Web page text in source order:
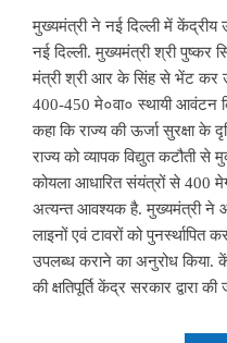
मुख्यमंत्री ने नई दिल्ली में
नई दिल्ली. मुख्यमंत्री श्री पुष्कर
मंत्री श्री आर के सिंह से भेंट कर
400-450 मे०वा० स्थायी आवंटन
कहा कि राज्य की ऊर्जा सुरक्षा के
राज्य को व्यापक विद्युत कटौती
कोयला आधारित संयंत्रों से 400
अत्यन्त आवश्यक है. मुख्यमंत्री ने
लाइनों एवं टावरों को
उपलब्ध कराने का अनुरोध किया.
की क्षतिपूर्ति केंद्र सरकार द्वारा